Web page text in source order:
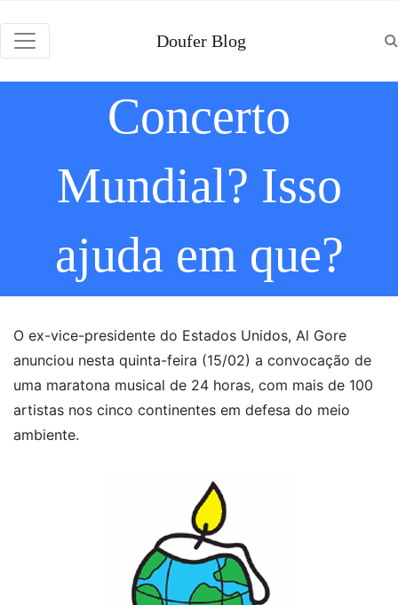
Doufer Blog
Concerto
Mundial? Isso
ajuda em que?
O ex-vice-presidente do Estados Unidos, Al Gore
anunciou nesta quinta-feira (15/02) a convocação de
uma maratona musical de 24 horas, com mais de 100
artistas nos cinco continentes em defesa do meio
ambiente.